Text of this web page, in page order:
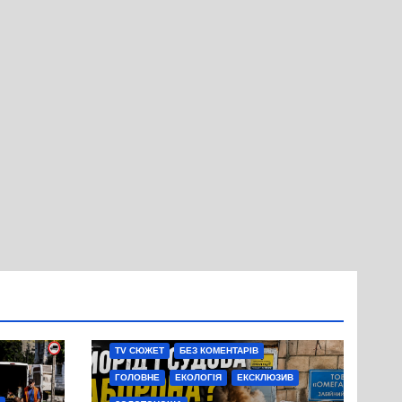
TV СЮЖЕТ БЕЗ КОМЕНТАРІВ
ГОЛОВНЕ ЕКОЛОГІЯ ЕКСКЛЮЗИВ